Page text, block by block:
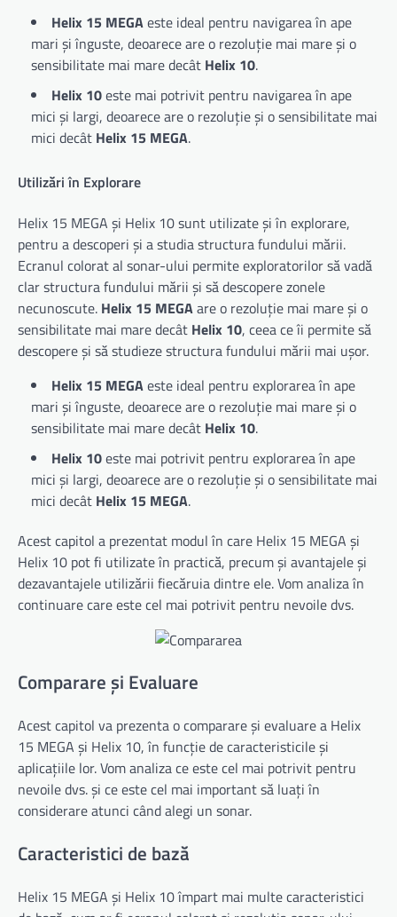
Helix 15 MEGAeste ideal pentru navigarea în ape
mari și înguste, deoarece are o rezoluție mai mare și o
sensibilitate mai mare decât Helix 10.
Helix 10este mai potrivit pentru navigarea în ape
mici și largi, deoarece are o rezoluție și o sensibilitate mai
mici decât Helix 15 MEGA.
Utilizări în Explorare
Helix 15 MEGA și Helix 10 sunt utilizate și în explorare,
pentru a descoperi și a studia structura fundului mării.
Ecranul colorat al sonar-ului permite exploratorilor să vadă
clar structura fundului mării și să descopere zonele
necunoscute. Helix 15 MEGAare o rezoluție mai mare și o
sensibilitate mai mare decât Helix 10, ceea ce îi permite să
descopere și să studieze structura fundului mării mai ușor.
Helix 15 MEGAeste ideal pentru explorarea în ape
mari și înguste, deoarece are o rezoluție mai mare și o
sensibilitate mai mare decât Helix 10.
Helix 10este mai potrivit pentru explorarea în ape
mici și largi, deoarece are o rezoluție și o sensibilitate mai
mici decât Helix 15 MEGA.
Acest capitol a prezentat modul în care Helix 15 MEGA și
Helix 10 pot fi utilizate în practică, precum și avantajele și
dezavantajele utilizării fiecăruia dintre ele. Vom analiza în
continuare care este cel mai potrivit pentru nevoile dvs.
Comparare și Evaluare
Acest capitol va prezenta o comparare și evaluare a Helix
15 MEGA și Helix 10, în funcție de caracteristicile și
aplicațiile lor. Vom analiza ce este cel mai potrivit pentru
nevoile dvs. și ce este cel mai important să luați în
considerare atunci când alegi un sonar.
Caracteristici de bază
Helix 15 MEGA și Helix 10 împart mai multe caracteristici